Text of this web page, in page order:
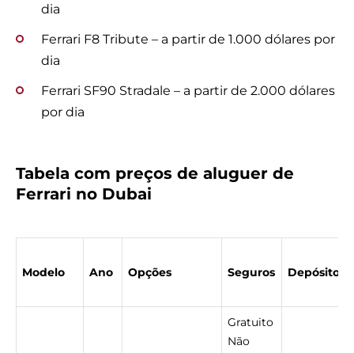
dia
Ferrari F8 Tribute – a partir de 1.000 dólares por
dia
Ferrari SF90 Stradale – a partir de 2.000 dólares
por dia
Tabela com preços de aluguer de
Ferrari no Dubai
Modelo Ano Opções Seguros Depósito
Gratuito
Não